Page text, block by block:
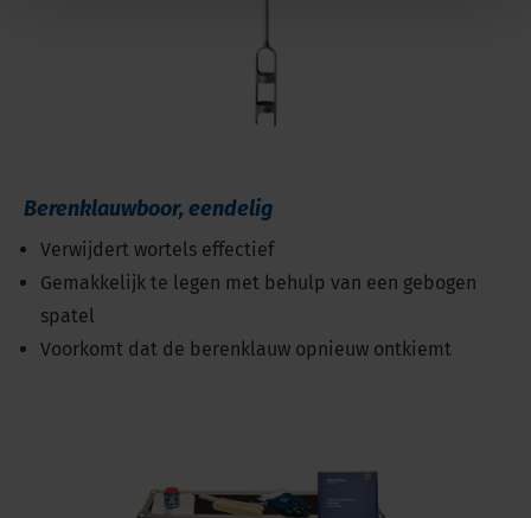
Berenklauwboor, eendelig
Verwijdert wortels effectief
Gemakkelijk te legen met behulp van een gebogen
spatel
Voorkomt dat de berenklauw opnieuw ontkiemt